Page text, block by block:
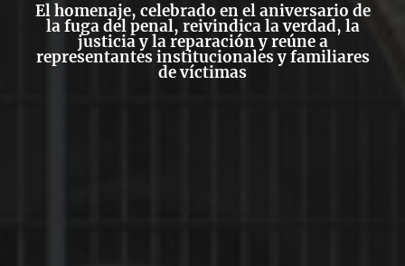
El homenaje, celebrado en el aniversario de
la fuga del penal, reivindica la verdad, la
justicia y la reparación y reúne a
representantes institucionales y familiares
de víctimas